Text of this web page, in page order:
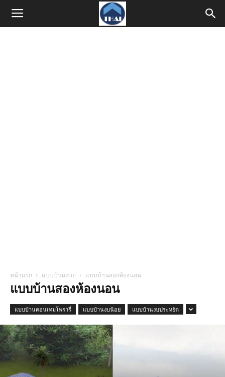
หน้าแรก แบบบ้านสวย แบบบ้านสองห้องนอน
แบบบ้านสองห้องนอน
แบบบ้านคอนเทมโพรารี่ แบบบ้านงบน้อย แบบบ้านงบประหยัด